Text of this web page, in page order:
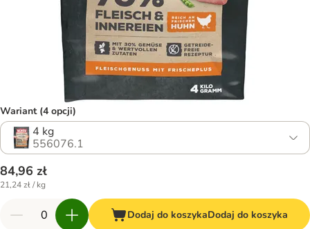
Wariant (4 opcji)
4 kg
556076.1
84,96 zł
21,24 zł / kg
Dodaj do koszykaDodaj do koszyka